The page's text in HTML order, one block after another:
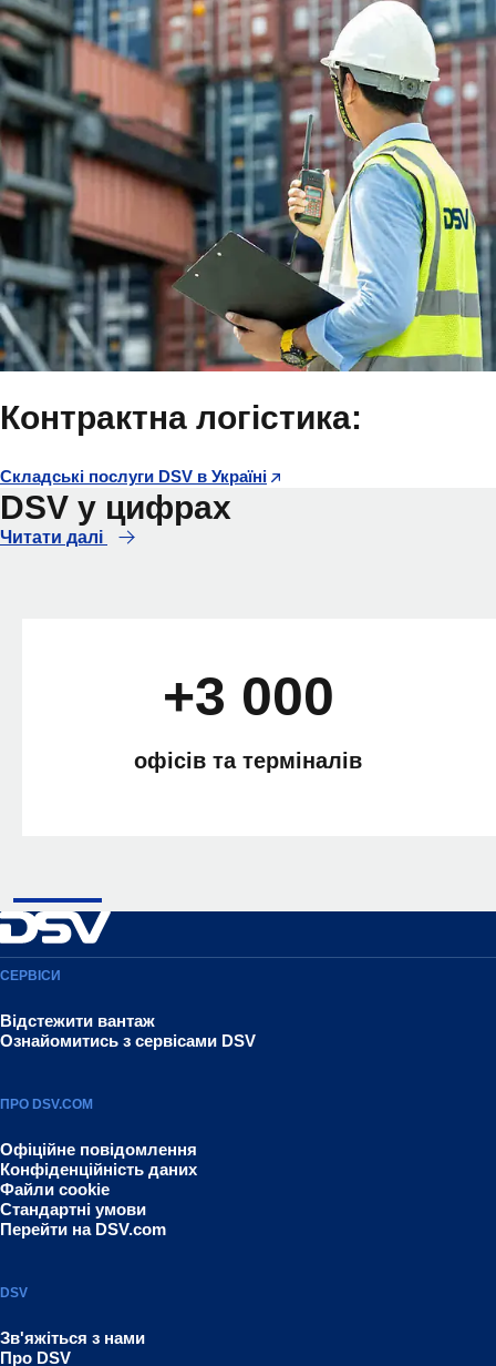
Контрактна логістика:
Складські послуги DSV в Україні
DSV у цифрах
Читати далі
+3 000
офісів та терміналів
СЕРВІСИ
Відстежити вантаж
Ознайомитись з сервісами DSV
ПРО DSV.COM
Офіційне повідомлення
Конфіденційність даних
Файли cookie
Стандартні умови
Перейти на DSV.com
DSV
Зв'яжіться з нами
Про DSV